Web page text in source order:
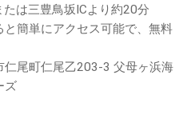
は三豊鳥坂ICより約20分
簡単にアクセス可能で、無料
仁尾町仁尾乙203-3 父母ヶ浜海
ズ